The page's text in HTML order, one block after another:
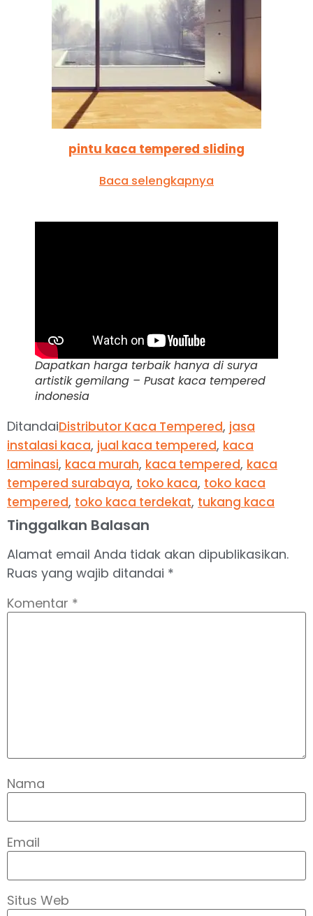
pintu kaca tempered sliding
Baca selengkapnya
Dapatkan harga terbaik hanya di surya
artistik gemilang – Pusat kaca tempered
indonesia
DitandaiDistributor Kaca Tempered, jasa
instalasi kaca, jual kaca tempered, kaca
laminasi, kaca murah, kaca tempered, kaca
tempered surabaya, toko kaca, toko kaca
tempered, toko kaca terdekat, tukang kaca
Tinggalkan Balasan
Alamat email Anda tidak akan dipublikasikan.
Ruas yang wajib ditandai *
Komentar *
Nama
Email
Situs Web